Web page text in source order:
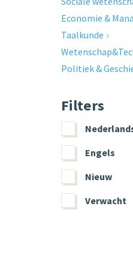
Economie &
Taalkunde
Politiek &
Filters
Engels
Nieuw
Verwacht